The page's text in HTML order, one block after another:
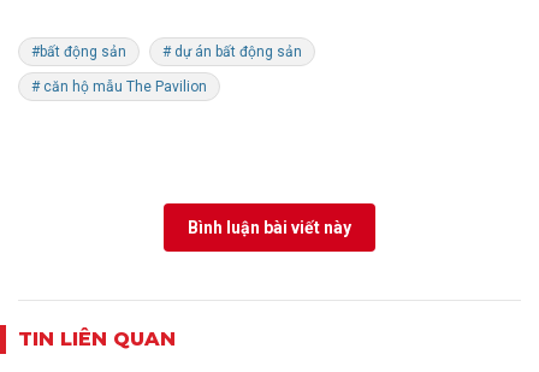
#bất động sản # dự án bất động sản
# căn hộ mẫu The Pavilion
Bình luận bài viết này
TIN LIÊN QUAN